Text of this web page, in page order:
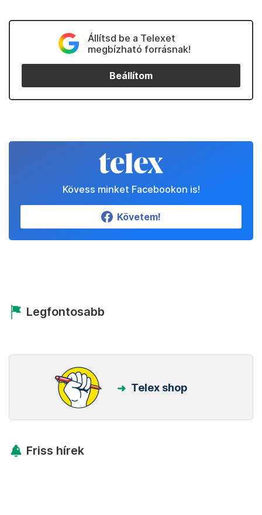
Állítsd be a Telexet
megbízható forrásnak!
Beállítom
Kövess minket Facebookon is!
Követem!
Legfontosabb
Telex shop
Friss hírek